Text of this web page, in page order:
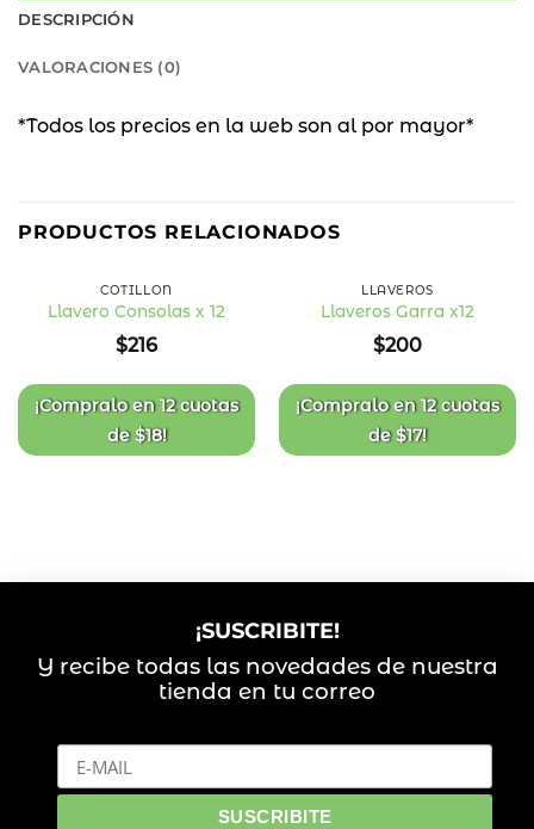
DESCRIPCIÓN
VALORACIONES (0)
*Todos los precios en la web son al por mayor*
PRODUCTOS RELACIONADOS
de
deseos
COTILLÓN
Llavero Consolas x 12
$216
¡Compralo en12 cuotas
de$18!
de
deseos
LLAVEROS
Llaveros Garra x12
$200
¡Compralo en12 cuotas
de$17!
¡SUSCRIBITE!
Y recibe todas las novedades de nuestra
tienda en tu correo